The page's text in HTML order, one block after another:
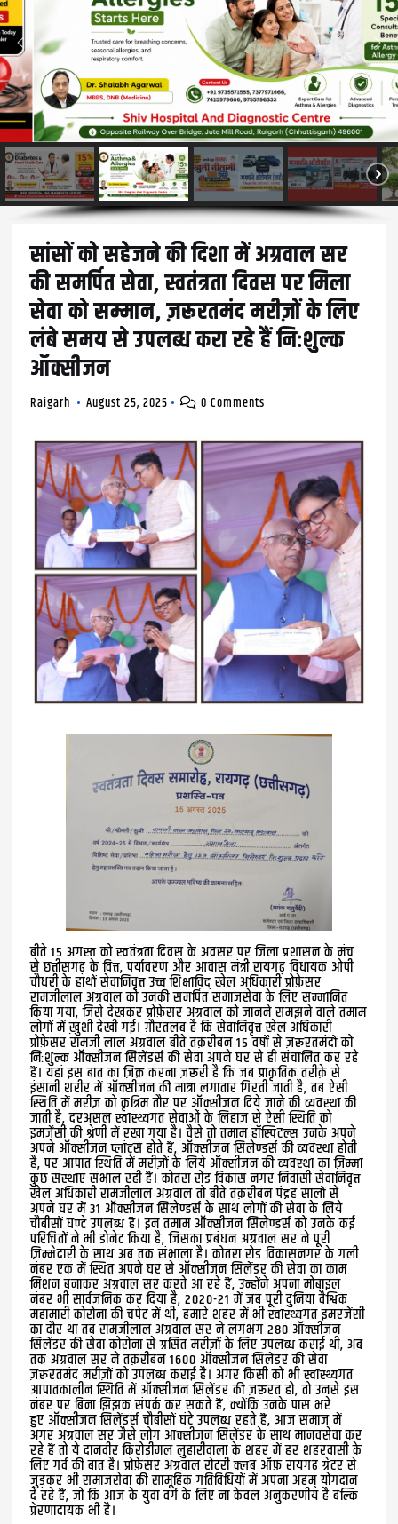
सांसों को सहेजने की दिशा में अग्रवाल‌ सर
की समर्पित सेवा, स्वतंत्रता दिवस पर मिला
सेवा को सम्मान, ज़रूरतमंद मरीज़ों के लिए
लंबे समय से उपलब्ध करा रहे हैं निःशुल्क
ऑक्सीजन
Raigarh August 25, 2025 0 Comments
बीते 15 अगस्त को स्वतंत्रता दिवस के अवसर पर जिला प्रशासन के मंच
से छत्तीसगढ़ के वित्त, पर्यावरण और आवास मंत्री रायगढ़ विधायक ओपी
चौधरी के हाथों सेवानिवृत्त उच्च शिक्षाविद् खेल अधिकारी प्रोफ़ेसर
रामजीलाल अग्रवाल को उनकी समर्पित समाजसेवा के लिए सम्मानित
किया गया, जिसे देखकर प्रोफ़ेसर अग्रवाल को जानने समझने वाले तमाम
लोगों में ख़ुशी देखी गई। ग़ौरतलब है कि सेवानिवृत्त खेल अधिकारी
प्रोफ़ेसर रामजी लाल अग्रवाल बीते तक़रीबन 15 वर्षों से ज़रूरतमंदों को
निःशुल्क ऑक्सीजन सिलेंडर्स की सेवा अपने घर से ही संचालित कर रहे
हैं। यहां इस बात का ज़िक्र करना ज़रूरी है कि जब प्राकृतिक तरीक़े से
इंसानी शरीर में ऑक्सीजन की मात्रा लगातार गिरती जाती है, तब ऐसी
स्थिति में मरीज़ को कृत्रिम तौर पर ऑक्सीजन दिये जाने की व्यवस्था की
जाती है, दरअसल स्वास्थ्यगत सेवाओं के लिहाज़ से ऐसी स्थिति को
इमर्जेंसी की श्रेणी में रखा गया है। वैसे तो तमाम हाॅस्पिटल्स उनके अपने
अपने ऑक्सीजन प्लांट्स होते हैं, ऑक्सीजन सिलेण्डर्स की व्यवस्था होती
है, पर आपात स्थिति में मरीज़ों के लिये ऑक्सीजन की व्यवस्था का ज़िम्मा
कुछ संस्थाएं संभाल रही हैं। कोतरा रोड विकास नगर‌ निवासी सेवानिवृत्त
खेल अधिकारी रामजीलाल अग्रवाल तो बीते तक़रीबन पंद्रह सालों से
अपने घर में 31 ऑक्सीजन सिलेण्डर्स के साथ लोगों की सेवा के लिये
चौबीसों घण्टे उपलब्ध हैं। इन तमाम ऑक्सीजन सिलेण्डर्स को उनके कई
परिचितों ने भी डोनेट किया है, जिसका प्रबंधन अग्रवाल सर ने पूरी
ज़िम्मेदारी के साथ अब तक संभाला है। कोतरा रोड विकासनगर के गली
नंबर एक में स्थित अपने घर से ऑक्सीजन सिलेंडर की सेवा का काम
मिशन बनाकर अग्रवाल सर करते आ रहे हैं, उन्होंने अपना मोबाइल
नंबर भी सार्वजनिक कर दिया है, 2020-21 में जब पूरी दुनिया वैश्विक
महामारी कोरोना की चपेट में थी, हमारे शहर में भी स्वास्थ्यगत इमरजेंसी
का दौर था तब रामजीलाल अग्रवाल सर ने लगभग 280 ऑक्सीजन
सिलेंडर की सेवा कोरोना से ग्रसित मरीज़ों के लिए उपलब्ध कराई थी, अब
तक अग्रवाल सर ने तक़रीबन 1600 ऑक्सीजन सिलेंडर की सेवा
ज़रूरतमंद मरीज़ों को उपलब्ध कराई है। अगर किसी को भी स्वास्थ्यगत
आपातकालीन स्थिति में ऑक्सीजन सिलेंडर की ज़रूरत हो, तो उनसे इस
नंबर पर बिना झिझक संपर्क कर सकते हैं, क्योंकि उनके पास भरे
हुए ऑक्सीजन सिलेंडर्स चौबीसों घंटे उपलब्ध रहते हैं, आज समाज में
अगर अग्रवाल सर जैसे लोग आक्सीजन सिलेंडर के साथ मानवसेवा कर
रहे हैं तो ये दानवीर किरोड़ीमल लुहारीवाला के शहर में हर शहरवासी के
लिए गर्व की बात है। प्रोफ़ेसर अग्रवाल रोटरी क्लब ऑफ़ रायगढ़ ग्रेटर से
जुड़कर भी समाजसेवा की सामूहिक गतिविधियों में अपना अहम् योगदान
दे रहे हैं, जो कि आज के युवा वर्ग के लिए ना केवल अनुकरणीय है बल्कि
प्रेरणादायक भी है।